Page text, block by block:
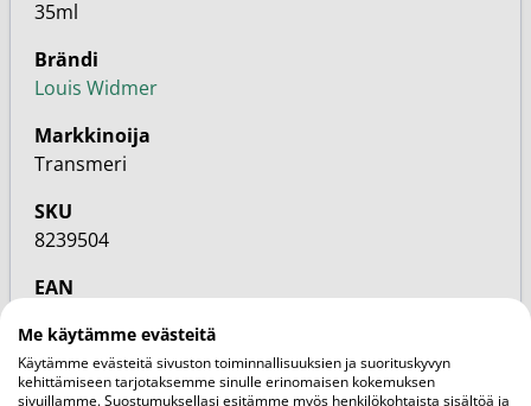
35ml
Brändi
Louis Widmer
Markkinoija
Transmeri
SKU
8239504
EAN
Perhe
Vapaakaupan tuote
Me käytämme evästeitä
Käytämme evästeitä sivuston toiminnallisuuksien ja suorituskyvyn
kehittämiseen tarjotaksemme sinulle erinomaisen kokemuksen
sivuillamme. Suostumuksellasi esitämme myös henkilökohtaista sisältöä ja